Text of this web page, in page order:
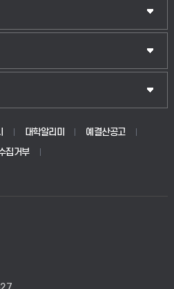
화)
화)
대학알리미
예결산공고
집거부